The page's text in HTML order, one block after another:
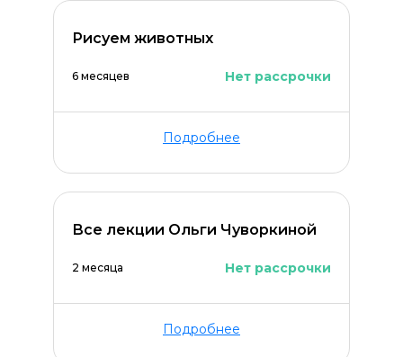
Рисуем животных
6 месяцев Нет рассрочки
Подробнее
Все лекции Ольги Чуворкиной
2 месяца Нет рассрочки
Подробнее
Оставить комментарий